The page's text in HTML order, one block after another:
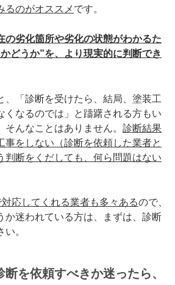
るのがオススメ です。
の劣化箇所や劣化の状態がわかるた
どうか”を、より現実的に判断でき
、「診断を受けたら、結局、塗装工
くなるのでは」と躊躇される方もい
んなことはありません。 診断結果
事をしない（診断を依頼した業者と
判断をくだしても、何ら問題はない
対応してくれる業者も多々あるので、
か迷われている方は、まずは、診断
。
断を依頼すべきか迷ったら、